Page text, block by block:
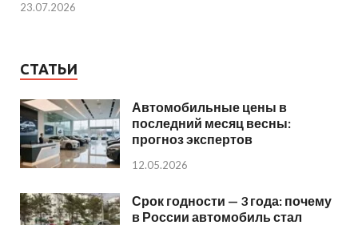
23.07.2026
СТАТЬИ
Автомобильные цены в
последний месяц весны:
прогноз экспертов
12.05.2026
Срок годности — 3 года: почему
в России автомобиль стал